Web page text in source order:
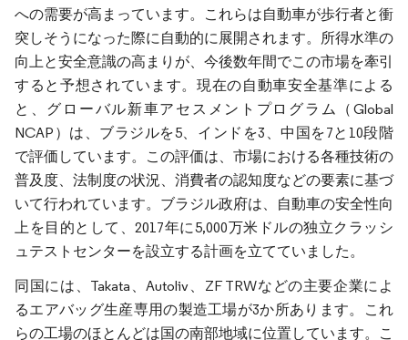
への需要が高まっています。これらは自動車が歩行者と衝
突しそうになった際に自動的に展開されます。所得水準の
向上と安全意識の高まりが、今後数年間でこの市場を牽引
すると予想されています。現在の自動車安全基準による
と、グローバル新車アセスメントプログラム（Global
NCAP）は、ブラジルを5、インドを3、中国を7と10段階
で評価しています。この評価は、市場における各種技術の
普及度、法制度の状況、消費者の認知度などの要素に基づ
いて行われています。ブラジル政府は、自動車の安全性向
上を目的として、2017年に5,000万米ドルの独立クラッシ
ュテストセンターを設立する計画を立てていました。
同国には、Takata、Autoliv、ZF TRWなどの主要企業によ
るエアバッグ生産専用の製造工場が3か所あります。これ
らの工場のほとんどは国の南部地域に位置しています。こ